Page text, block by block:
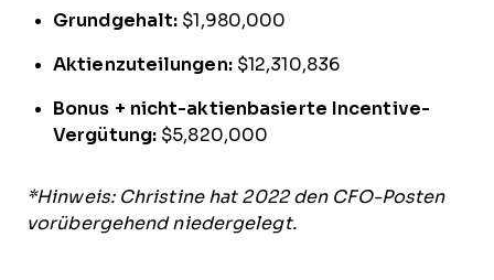
Grundgehalt: $1,980,000
Aktienzuteilungen:$12,310,836
Bonus + nicht-aktienbasierte Incentive-
Vergütung: $5,820,000
*Hinweis: Christine hat 2022 den CFO-Posten
vorübergehend niedergelegt.